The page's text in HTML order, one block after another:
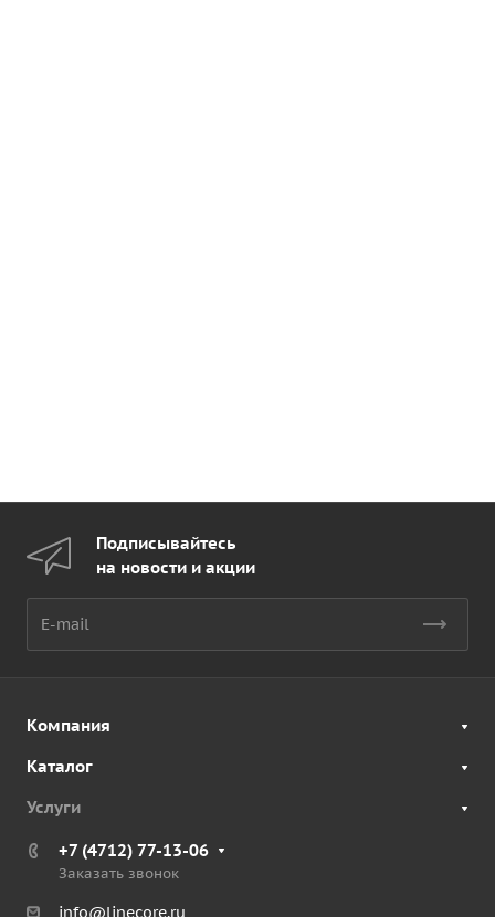
Подписывайтесь
на новости и акции
Компания
Каталог
Услуги
+7 (4712) 77-13-06
Заказать звонок
info@linecore.ru